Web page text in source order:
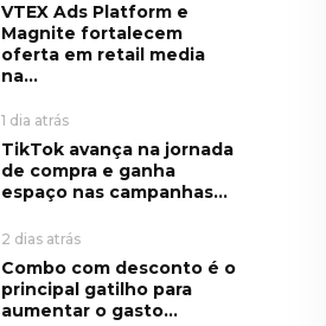
VTEX Ads Platform e
Magnite fortalecem
oferta em retail media
na...
1 dia atrás
TikTok avança na jornada
de compra e ganha
espaço nas campanhas...
2 dias atrás
Combo com desconto é o
principal gatilho para
aumentar o gasto...